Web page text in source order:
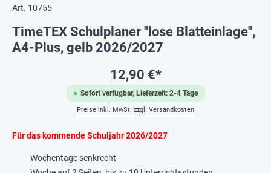
Art. 10755
TimeTEX Schulplaner "lose Blatteinlage",
A4-Plus, gelb 2026/2027
Sofort verfügbar, Lieferzeit: 2-4 Tage
12,90 €*
Preise inkl. MwSt. zzgl. Versandkosten
Für das kommendeSchuljahr 2026/2027
Wochentage senkrecht